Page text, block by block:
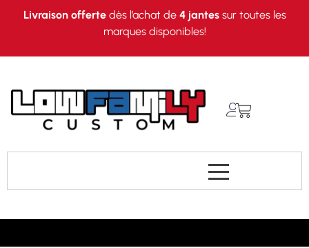
Livraison offertedès l’achat de 4 jantessur toutes les
marques disponibles!